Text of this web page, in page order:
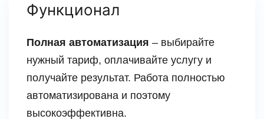
Функционал
Полная автоматизация – выбирайте
нужный тариф, оплачивайте услугу и
получайте результат. Работа полностью
автоматизирована и поэтому
высокоэффективна.